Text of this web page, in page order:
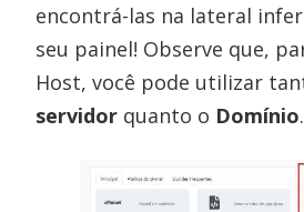
encontrá-las na lateral
seu painel! Observe que,
Host, você pode utilizar
servidor quanto o Domínio.